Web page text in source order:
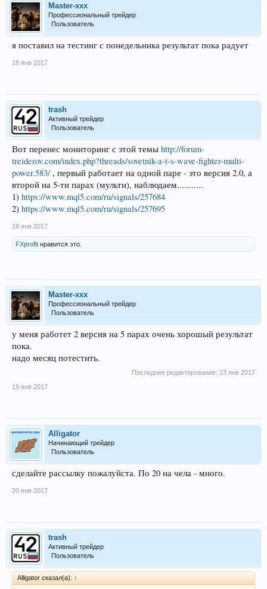
Master-xxx
Профессиональный трейдер
Пользователь
я поставил на тестинг с понедельника результат пока радует
18 янв 2017
trash
Активный трейдер
Пользователь
Вот перенес мониторинг с этой темы http://forum-
treiderov.com/index.php?threads/sovetnik-a-t-s-wave-fighter-multi-
power.583/ , первый работает на одной паре - это версия 2.0, а
второй на 5-ти парах (мульти), наблюдаем...........
1) https://www.mql5.com/ru/signals/257684
2) https://www.mql5.com/ru/signals/257695
19 янв 2017
FXprofit нравится это.
Master-xxx
Профессиональный трейдер
Пользователь
у меня работет 2 версия на 5 парах очень хорошый результат
пока.
надо месяц потестить.
Последнее редактирование: 23 янв 2017
19 янв 2017
Alligator
Начинающий трейдер
Пользователь
сделайте рассылку пожалуйста. По 20 на чела - много.
20 янв 2017
trash
Активный трейдер
Пользователь
Alligator сказал(а): ↑